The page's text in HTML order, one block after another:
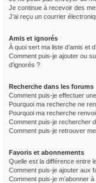
Je continue à recevoir des
J’ai reçu un courrier
Amis et ignorés
À quoi sert ma liste d’amis et
Comment puis-je ajouter ou
d’ignorés ?
Recherche dans les forums
Comment puis-je effectuer
Pourquoi ma recherche ne
Pourquoi ma recherche
Comment puis-je rechercher
Comment puis-je retrouver
Favoris et abonnements
Quelle est la différence entre
Comment puis-je ajouter aux
Comment puis-je m’abonner